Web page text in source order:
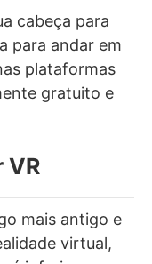
cabeça para
para andar em
plataformas
gratuito e
VR
mais antigo e
virtual,